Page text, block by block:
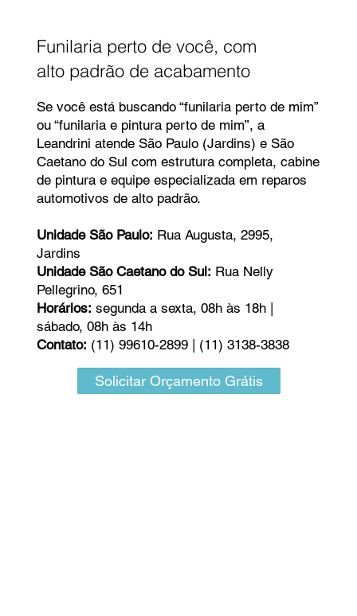
Funilaria perto de você, com
alto padrão de acabamento
Se você está buscando “funilaria perto de mim”
ou “funilaria e pintura perto de mim”, a
Leandrini atende São Paulo (Jardins) e São
Caetano do Sul com estrutura completa, cabine
de pintura e equipe especializada em reparos
automotivos de alto padrão.
Unidade São Paulo: Rua Augusta, 2995,
Jardins
Unidade São Caetano do Sul: Rua Nelly
Pellegrino, 651
Horários: segunda a sexta, 08h às 18h |
sábado, 08h às 14h
Contato: (11) 99610-2899 | (11) 3138-3838
Solicitar Orçamento Grátis